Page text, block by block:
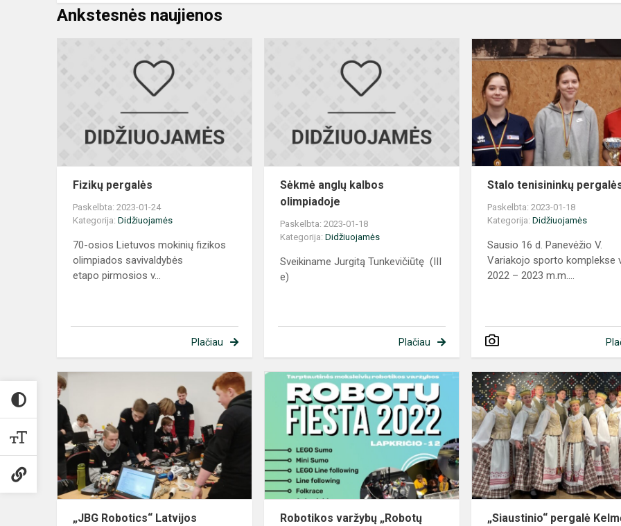
Ankstesnės naujienos
Fizikų pergalės
Paskelbta: 2023-01-24
Kategorija: Didžiuojamės
70-osios Lietuvos mokinių fizikos
olimpiados savivaldybės
etapo pirmosios v...
Plačiau
Sėkmė
anglų
kalbos
olimpiadoje
Sėkmė anglų kalbos
olimpiadoje
Paskelbta: 2023-01-18
Kategorija:Didžiuojamės
Sveikiname Jurgitą Tunkevičiūtę (III
e)
Plačiau
Stalo tenisininkų
Paskelbta: 2023-01-18
Kategorija:Didžiuojamės
Sausio 16 d. Panevėžio V.
Variakojo sporto komplekse
2022 – 2023 m.m....
„JBG
Robotics“
Latvijos
robotikos
čempionato
etape
„JBG Robotics“ Latvijos
Robotikos
varžybų
„Robotų
fiesta
2022“
laimėtojai
Robotikos varžybų „Robotų
„Siaustinio“ pergalė